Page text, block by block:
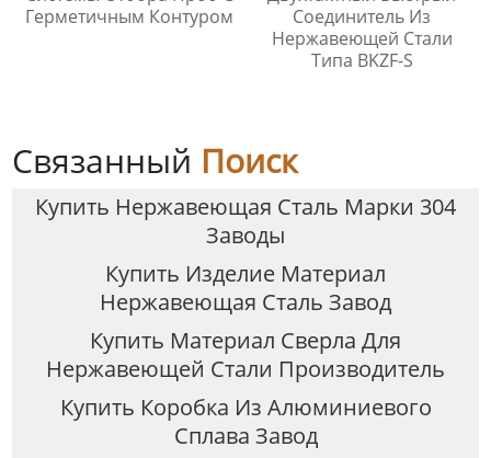
Герметичным Контуром
Соединитель Из
Нержавеющей Стали
Типа BKZF-S
Связанный Поиск
Купить Нержавеющая Сталь Марки 304
Заводы
Купить Изделие Материал
Нержавеющая Сталь Завод
Купить Материал Сверла Для
Нержавеющей Стали Производитель
Купить Коробка Из Алюминиевого
Сплава Завод